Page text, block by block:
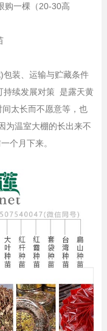
购一棵（20-30高
装、运输与贮藏条件
持续发展对策 是露天黄
太长而不愿意等，也
为温室大棚的长出来不
个月下来。